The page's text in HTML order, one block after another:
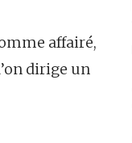
affairé,
dirige un